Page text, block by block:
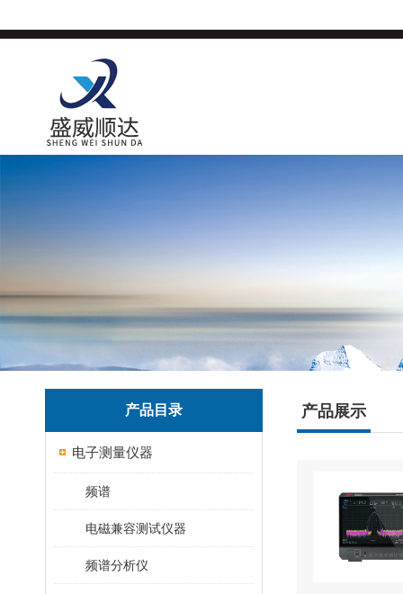
产品目录
电子测量仪器
频谱
电磁兼容测试仪器
频谱分析仪
产品展示